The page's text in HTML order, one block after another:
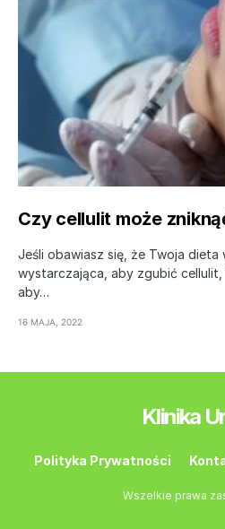
Czy cellulit może
Jeśli obawiasz się, że Twoja dieta
wystarczająca, aby zgubić cellulit,
aby…
16 MAJA, 2022
Klinika
Polityka Prywatności
Wszelkie prawa